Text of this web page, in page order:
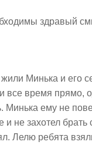
здравый
Минька и его
все время прямо,
Минька ему не
не захотел брать
Лелю ребята